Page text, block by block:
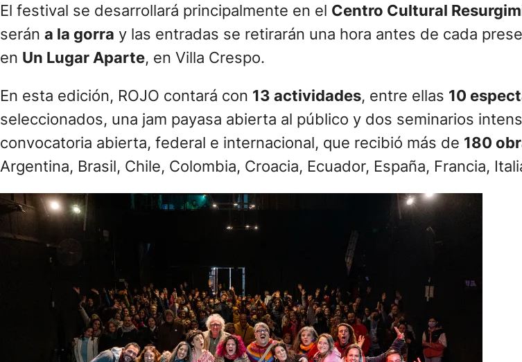
El festival se desarrollará principalmente en el Centro Cultural
serán a la gorra y las entradas se retirarán una hora antes de cada
en Un Lugar Aparte, en Villa Crespo.
En esta edición, ROJO contará con 13 actividades, entre ellas 10
seleccionados, una jam payasa abierta al público y dos seminarios
convocatoria abierta, federal e internacional, que recibió más de 180
Argentina, Brasil, Chile, Colombia, Croacia, Ecuador, España, Francia,